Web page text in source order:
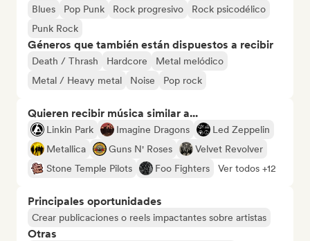
Blues Pop Punk Rock progresivo
Rock psicodélico
Punk Rock
Géneros que también están dispuestos a recibir
Death / Thrash Hardcore
Metal melódico
Metal / Heavy metal
Noise Pop rock
Quieren recibir música similar a...
Linkin Park Imagine Dragons
Led Zeppelin
Metallica
Guns N' Roses
Velvet Revolver
Stone Temple Pilots
Foo Fighters Ver todos +12
Principales oportunidades
Crear publicaciones o reels impactantes sobre artistas
Otras